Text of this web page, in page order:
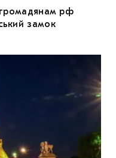
рф
замок